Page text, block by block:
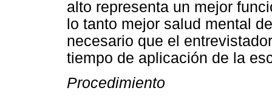
alto representa un mejor
lo tanto mejor salud mental
necesario que el
tiempo de aplicación de la
Procedimiento